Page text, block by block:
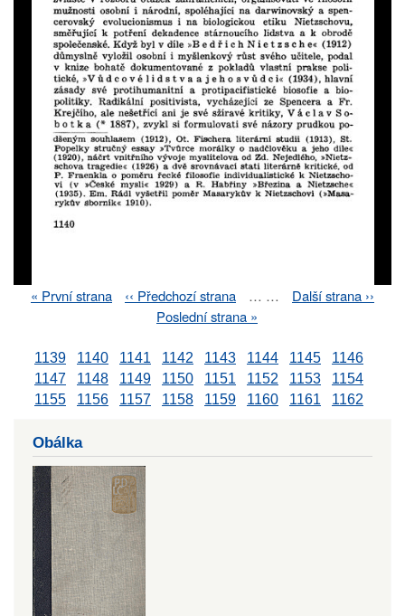
First
« První strana
Previous
‹‹ Předchozí strana … …
Next
Další strana ››
Last
Poslední strana »
1139 1140 1141 1142 1143 1144 1145
1146
1147
1148 1149 1150 1151 1152 1153
1154
1155
1156 1157 1158 1159 1160 1161 1162
Obálka